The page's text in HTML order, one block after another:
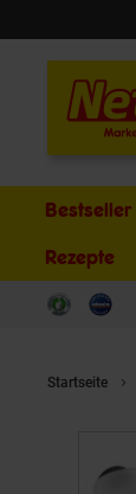
Bestseller
Rezepte
Startseite